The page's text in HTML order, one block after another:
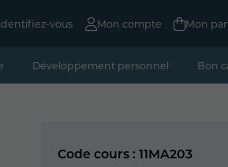
vous Mon compte Mon
Développement personnel Bon
Code cours : 11MA203